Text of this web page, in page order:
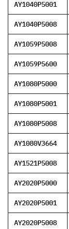
AY1040P5001
AY1040P5008
AY1059P5008
AY1059P5600
AY1080P5000
AY1080P5001
AY1080P5008
AY1080V3664
AY1521P5008
AY2020P5000
AY2020P5001
AY2020P5008